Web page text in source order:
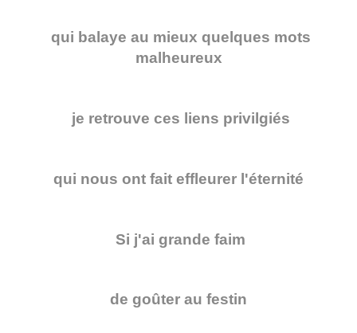
qui balaye au mieux quelques mots
malheureux
je retrouve ces liens privilgiés
qui nous ont fait effleurer l'éternité
Si j'ai grande faim
de goûter au festin